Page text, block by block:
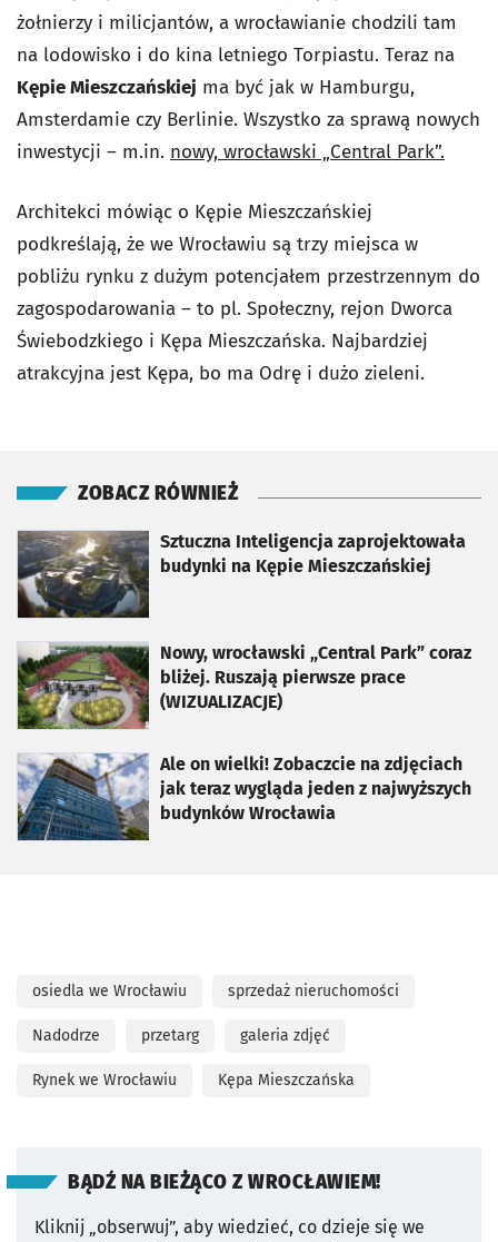
żołnierzy i milicjantów, a wrocławianie chodzili tam
na lodowisko i do kina letniego Torpiastu. Teraz na
Kępie Mieszczańskiej ma być jak w Hamburgu,
Amsterdamie czy Berlinie. Wszystko za sprawą nowych
inwestycji – m.in. nowy, wrocławski „Central Park”.
Architekci mówiąc o Kępie Mieszczańskiej
podkreślają, że we Wrocławiu są trzy miejsca w
pobliżu rynku z dużym potencjałem przestrzennym do
zagospodarowania – to pl. Społeczny, rejon Dworca
Świebodzkiego i Kępa Mieszczańska. Najbardziej
atrakcyjna jest Kępa, bo ma Odrę i dużo zieleni.
ZOBACZ RÓWNIEŻ
Sztuczna Inteligencja zaprojektowała
budynki na Kępie Mieszczańskiej
otworzy się w nowej karcie
Nowy, wrocławski „Central Park” coraz
bliżej. Ruszają pierwsze prace
(WIZUALIZACJE)
otworzy się w nowej karcie
Ale on wielki! Zobaczcie na zdjęciach
jak teraz wygląda jeden z najwyższych
budynków Wrocławia
otworzy się w nowej karcie
osiedla we Wrocławiu sprzedaż nieruchomości
Nadodrze przetarg galeria zdjęć
Rynek we Wrocławiu Kępa Mieszczańska
BĄDŹ NA BIEŻĄCO Z WROCŁAWIEM!
Kliknij „obserwuj”, aby wiedzieć, co dzieje się we